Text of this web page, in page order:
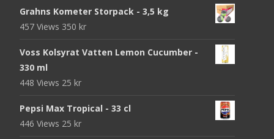
Grahns Kometer Storpack - 3,5 kg
457 Views 350 kr
Voss Kolsyrat Vatten Lemon Cucumber -
330 ml
448 Views 25 kr
Pepsi Max Tropical - 33 cl
446 Views 25 kr